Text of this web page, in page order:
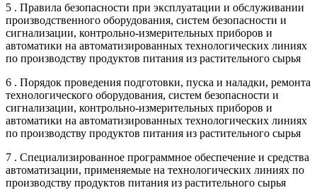
5 . Правила безопасности при эксплуатации и обслуживании
производственного оборудования, систем безопасности и
сигнализации, контрольно-измерительных приборов и
автоматики на автоматизированных технологических линиях
по производству продуктов питания из растительного сырья
6 . Порядок проведения подготовки, пуска и наладки, ремонта
технологического оборудования, систем безопасности и
сигнализации, контрольно-измерительных приборов и
автоматики на автоматизированных технологических линиях
по производству продуктов питания из растительного сырья
7 . Специализированное программное обеспечение и средства
автоматизации, применяемые на технологических линиях по
производству продуктов питания из растительного сырья